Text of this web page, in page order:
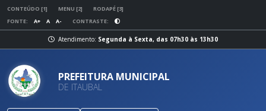
CONTEÚDO [1] MENU [2]
RODAPÉ [3]
FONTE:
A+ A A- CONTRASTE:
Atendimento: Segunda à Sexta, das 07h30 às 13h30
PREFEITURA MUNICIPAL
DE ITAUBAL